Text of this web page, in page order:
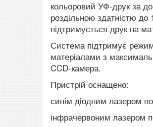
кольоровий УФ-друк за
роздільною здатністю
підтримується друк на
Система підтримує
матеріалами з
CCD-камера.
Пристрій оснащено:
синім діодним лазером
інфрачервоним лазером